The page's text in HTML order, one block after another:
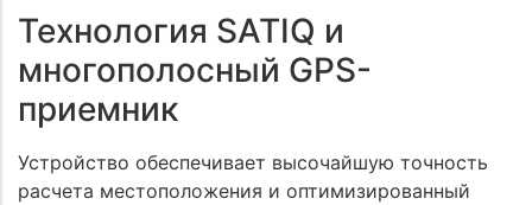
Технология SATIQ и
многополосный GPS-
приемник
Устройство обеспечивает высочайшую точность
расчета местоположения и оптимизированный